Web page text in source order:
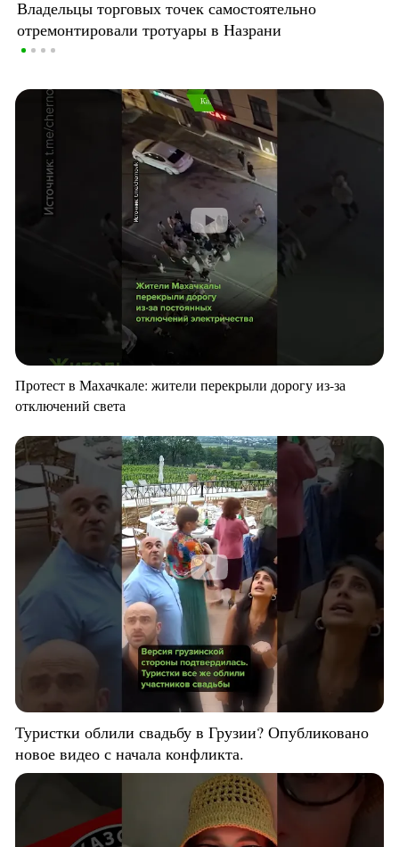
Владельцы торговых точек самостоятельно
отремонтировали тротуары в Назрани
Протест в Махачкале: жители перекрыли дорогу из-за
отключений света
Туристки облили свадьбу в Грузии? Опубликовано
новое видео с начала конфликта.